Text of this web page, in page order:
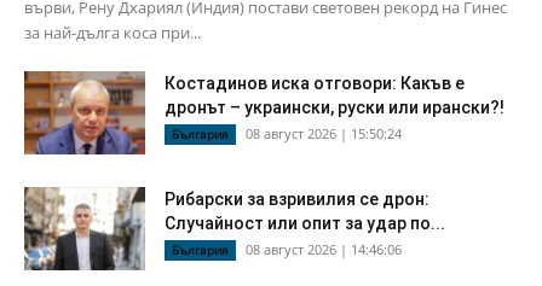
върви, Рену Дхариял (Индия) постави световен рекорд на Гинес
за най-дълга коса при...
Костадинов иска отговори: Какъв е
дронът – украински, руски или ирански?!
България 08 август 2026 | 15:50:24
Рибарски за взривилия се дрон:
Случайност или опит за удар по...
България 08 август 2026 | 14:46:06